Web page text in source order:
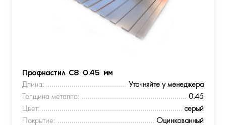
Профнастил С8 0.45 мм
Длина:
Уточняйте у менеджера
Толщина металла:
0.45
Цвет:
серый
Покрытие:
Оцинкованный